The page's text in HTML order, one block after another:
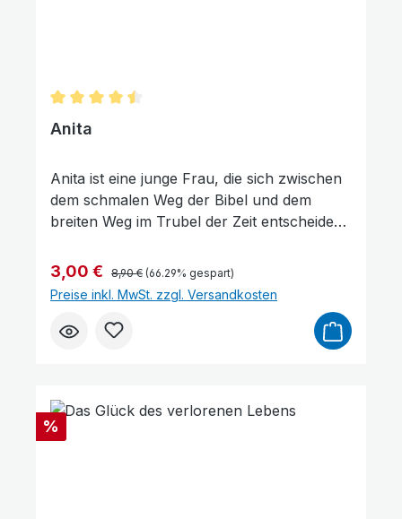
Durchschnittliche Bewertung von 4.5 von 5
Anita
Anita ist eine junge Frau, die sich zwischen
dem schmalen Weg der Bibel und dem
breiten Weg im Trubel der Zeit entscheiden
machen? Was bedeutet ihre Entscheidung
für die Zukunft? Anita ist hin und her
gerissen. Es geht schließlich um mehr als
Freundschaft, Ansehen und Liebe – es geht
um das ewige Leben. Eine biographische
Verkaufspreis:
3,00 € Regulärer Preis:
8,90 € (66.29% gespart)
Preise inkl. MwSt. zzgl. Versandkosten
Rabatt
%